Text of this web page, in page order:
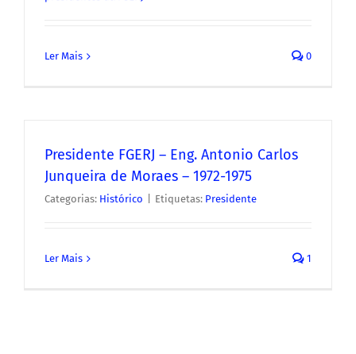
Ler Mais 0
Presidente FGERJ – Eng. Antonio Carlos
Junqueira de Moraes – 1972-1975
Categorias: Histórico Etiquetas: Presidente
Ler Mais 1